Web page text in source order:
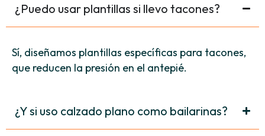
¿Puedo usar plantillas si llevo tacones?
Sí, diseñamos plantillas específicas para tacones,
que reducen la presión en el antepié.
¿Y si uso calzado plano como bailarinas?